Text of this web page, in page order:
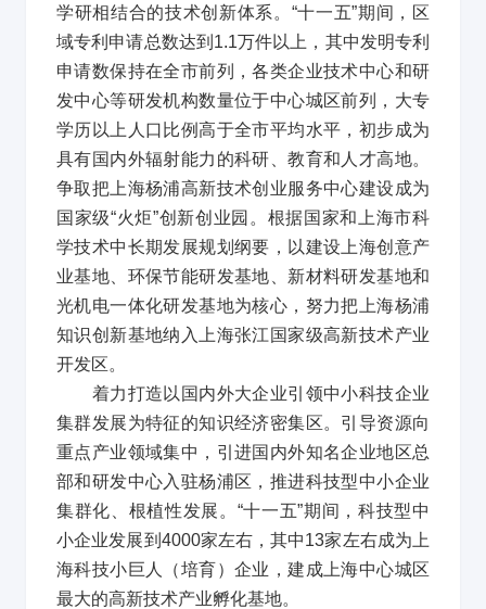
学研相结合的技术创新体系。 “十一五”期间，区
域专利申请总数达到 1.1万件以上，其中发明专利
申请数保持在全市前列，各类企业技术中心和研
发中心等研发机构数量位于中心城区前列，大专
学历以上人口比例高于全市平均水平，初步成为
具有国内外辐射能力的科研、教育和人才高地。
争取把上海杨浦高新技术创业服务中心建设成为
国家级“火炬”创新创业园。根据国家和上海市科
学技术中长期发展规划纲要，以建设上海创意产
业基地、环保节能研发基地、新材料研发基地和
光机电一体化研发基地为核心，努力把上海杨浦
知识创新基地纳入上海张江国家级高新技术产业
开发区。
着力打造以国内外大企业引领中小科技企业
集群发展为特征的知识经济密集区。引导资源向
重点产业领域集中，引进国内外知名企业地区总
部和研发中心入驻杨浦区，推进科技型中小企业
集群化、根植性发展。 “十一五”期间，科技型中
小企业发展到 4000家左右，其中13家左右成为上
海科技小巨人（培育）企业，建成上海中心城区
最大的高新技术产业孵化基地。